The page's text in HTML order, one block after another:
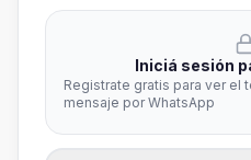
Iniciá sesión
Registrate gratis para ver el
mensaje por WhatsApp